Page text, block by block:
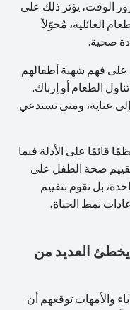
الوقت، يؤثر ذلك على
العائلية، مُحوّلاً
صحية.
على فهم شهية أطفالهم
الطعام أو إرباك.
عناية، ومتى تستدعي
قائمًا على الأدلة فيما
تقييم صحة الطفل على
بل نقوم بتقييم
نمط الحياة،
العديد من
والأمهات توقعهم أن